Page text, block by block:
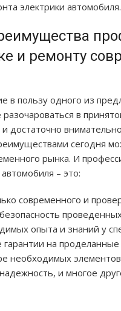
электрики автомобиля.
и ремонту
в пользу одного из
разочароваться в
достаточно
сегодня
рынка. И
– это:
современного и
опыта и знаний у
на
необходимых
и многое